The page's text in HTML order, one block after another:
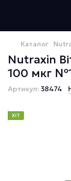
Каталог
Nutraxin
100 мкг
Артикул: 38474
ХІТ